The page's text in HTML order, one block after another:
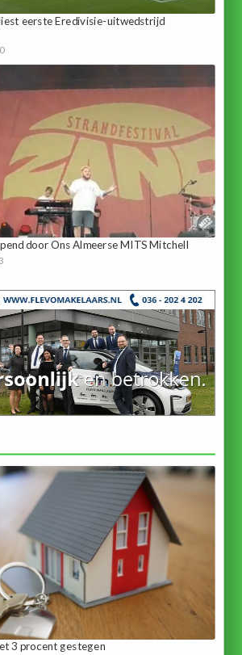
eerste Eredivisie-uitwedstrijd
door Ons Almeerse MITS Mitchell
3 procent gestegen